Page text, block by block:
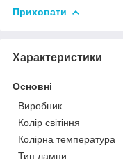
Приховати
Характеристики
Основні
Виробник
Колір світіння
Колірна температура
Тип лампи